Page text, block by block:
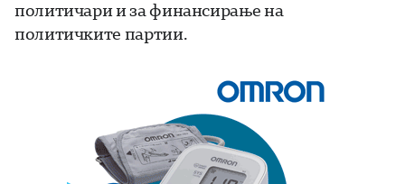
политичари и за финансирање на
политичките партии.